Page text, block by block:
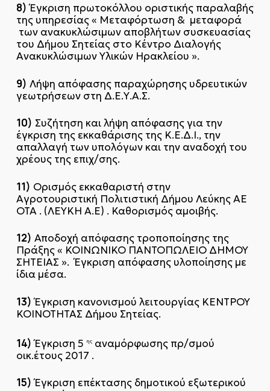
8)Έγκριση πρωτοκόλλου οριστικής παραλαβής
της υπηρεσίας « Μεταφόρτωση & μεταφορά
των ανακυκλώσιμων αποβλήτων συσκευασίας
του Δήμου Σητείας στο Κέντρο Διαλογής
Ανακυκλώσιμων Υλικών Ηρακλείου ».
9) Λήψη απόφασης παραχώρησης υδρευτικών
γεωτρήσεων στη Δ.Ε.Υ.Α.Σ.
10) Συζήτηση και λήψη απόφασης για την
έγκριση της εκκαθάρισης της Κ.Ε.Δ.Ι., την
απαλλαγή των υπολόγων και την αναδοχή του
χρέους της επιχ/σης.
11) Ορισμός εκκαθαριστή στην
Αγροτουριστική Πολιτιστική Δήμου Λεύκης ΑΕ
ΟΤΑ . (ΛΕΥΚΗ Α.Ε) . Καθορισμός αμοιβής.
12) Αποδοχή απόφασης τροποποίησης της
Πράξης « ΚΟΙΝΩΝΙΚΟ ΠΑΝΤΟΠΩΛΕΙΟ ΔΗΜΟΥ
ΣΗΤΕΙΑΣ ». Έγκριση απόφασης υλοποίησης με
ίδια μέσα.
13)Έγκριση κανονισμού λειτουργίας ΚΕΝΤΡΟΥ
ΚΟΙΝΟΤΗΤΑΣ Δήμου Σητείας.
14)Έγκριση 5 ηςαναμόρφωσης πρ/σμού
οικ.έτους 2017 .
15)Έγκριση επέκτασης δημοτικού εξωτερικού